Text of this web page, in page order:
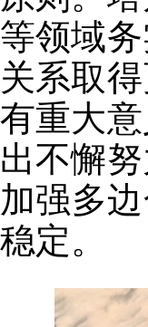
等领域
关系取
有重大
出不懈
加强多
稳定。